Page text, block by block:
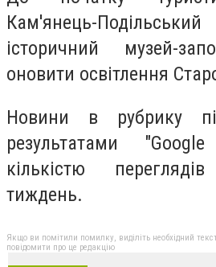
Кам'янець-
історичний музей-
оновити освітлення
Новини в рубрику
результатами
кількістю
тиждень.
Якщо ви помітили помилку, виділіть необхідний
повідомити про це редакцію